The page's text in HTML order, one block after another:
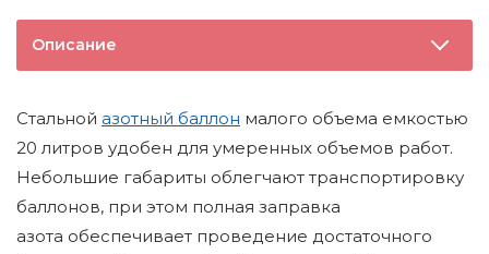
Описание
Стальной азотный баллон малого объема емкостью
20 литров удобен для умеренных объемов работ.
Небольшие габариты облегчают транспортировку
баллонов, при этом полная заправка
азота обеспечивает проведение достаточного